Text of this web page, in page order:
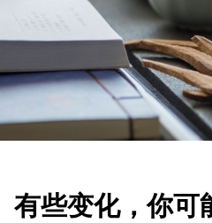
有些变化，你可